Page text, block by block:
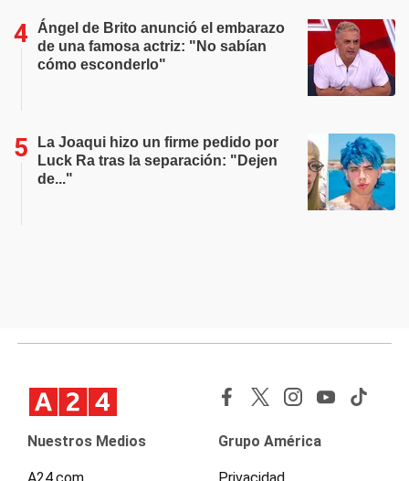
Ángel de Brito anunció el embarazo
de una famosa actriz: "No sabían
cómo esconderlo"
La Joaqui hizo un firme pedido por
Luck Ra tras la separación: "Dejen
de..."
Nuestros Medios Grupo América